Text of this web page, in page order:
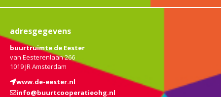
adresgegevens
buurtruimte de Eester
van Eesterenlaan 266
1019 JR Amsterdam
www.de-eester.nl
info@buurtcooperatieohg.nl